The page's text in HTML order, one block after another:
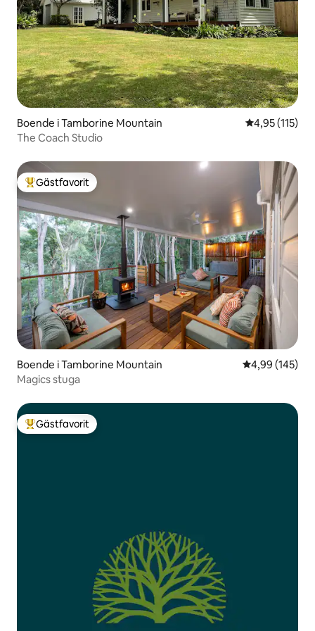
Boende i Tamborine Mountain 4,95 av 5 i
4,95 (115)
The Coach Studio
Populär gästfavorit
Gästfavorit
Boende i Tamborine Mountain 4,99 av 5 i
4,99 (145)
Magics stuga
Populär gästfavorit
Gästfavorit